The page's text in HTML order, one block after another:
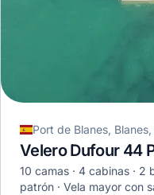
Port de Blanes, Blanes,
Velero Dufour 44
10 camas 4 cabinas 2
patrón
Vela mayor con